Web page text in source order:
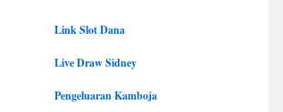
Link Slot Dana
Live Draw Sidney
Pengeluaran Kamboja